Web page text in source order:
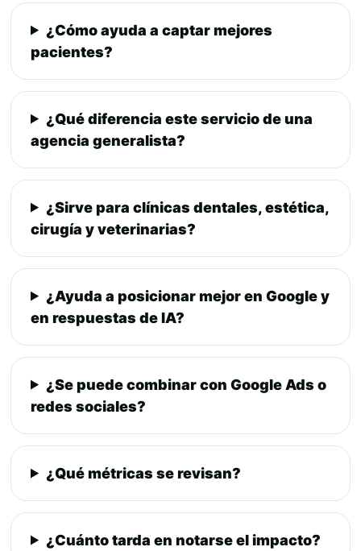
¿Cómo ayuda a captar mejores
pacientes?
¿Qué diferencia este servicio de una
agencia generalista?
¿Sirve para clínicas dentales, estética,
cirugía y veterinarias?
¿Ayuda a posicionar mejor en Google y
en respuestas de IA?
¿Se puede combinar con Google Ads o
redes sociales?
¿Qué métricas se revisan?
¿Cuánto tarda en notarse el impacto?